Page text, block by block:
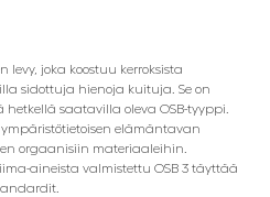
joka koostuu kerroksista
sidottuja hienoja kuituja. Se on
saatavilla oleva OSB-tyyppi.
elämäntavan
orgaanisiin materiaaleihin.
aineista valmistettu OSB 3 täyttää